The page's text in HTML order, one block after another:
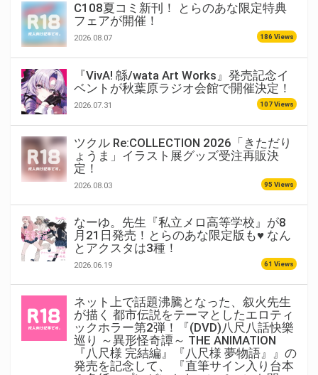
C108夏コミ新刊！ とらのあな限定特典
フェアが開催！
2026.08.07 186 Views
『VivA! 緜/wata Art Works』発売記念イ
ベントが秋葉原ラジオ会館で開催決定！
2026.07.31 107 Views
ツクル Re:COLLECTION 2026「きただり
ょうま」イラスト展グッズ受注再販決
定！
2026.08.03 95 Views
なーゆ。先生『私立メロ高等学校』が8
月21日発売！とらのあな限定版も♥ なん
とアクスタは3種！
2026.06.19 61 Views
ネット上で話題沸騰となった、叙火先生
が描く 都市伝説をテーマとしたエロティ
ックホラー第2弾！『(DVD)八尺八話快樂
巡り ～異形怪奇譚～ THE ANIMATION
『八尺様 完結編』『八尺様 夢物語』』の
発売を記念して、 『直筆サイン入り台本